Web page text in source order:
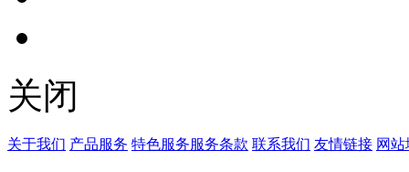
关闭
关于我们 产品服务 特色服务服务条款 联系我们 友情链接 网